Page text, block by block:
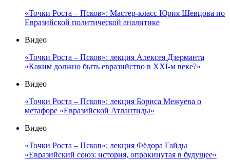
«Точки Роста – Псков»: Мастер-класс Юрия Шевцова по
Евразийской политической аналитике
Видео
«Точки Роста – Псков»: лекция Алексея Дзерманта
«Каким должно быть евразийство в XXI-м веке?»
Видео
«Точки Роста – Псков»: лекция Бориса Межуева о
метафоре «Евразийской Атлантиды»
Видео
«Точки Роста – Псков»: лекция Фёдора Гайды
«Евразийский союз: история, опрокинутая в будущее»